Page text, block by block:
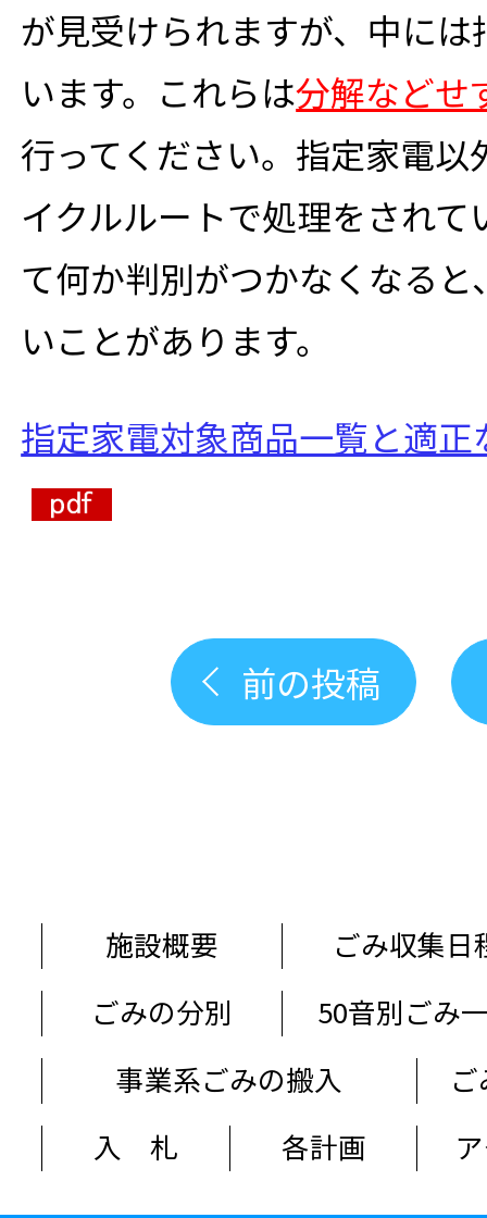
が見受けられますが、中に
います。これらは分解などせ
行ってください。指定家電
イクルルートで処理をされ
て何か判別がつかなくなる
いことがあります。
指定家電対象商品一覧と適
前の投稿
施設概要
ごみ収集日
ごみの分別
50音別ごみ
事業系ごみの搬入
入 札
各計画